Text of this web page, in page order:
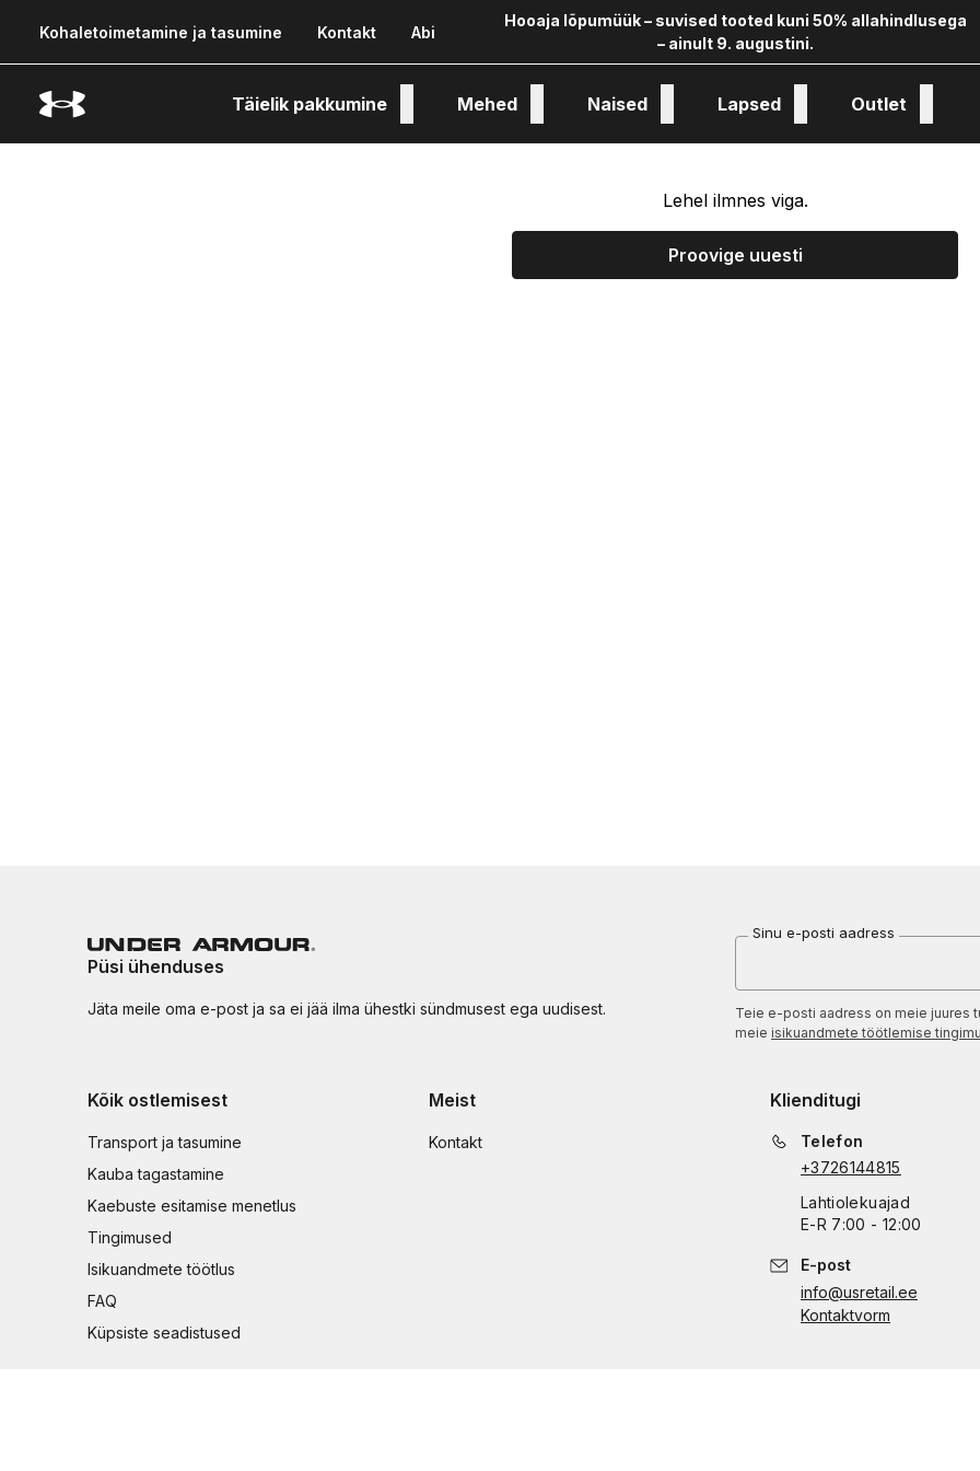
Kohaletoimetamine ja tasumine Kontakt Abi
Hooaja lõpumüük – suvised tooted kuni 50% allahindlusega
– ainult 9. augustini.
Täielik pakkumine Mehed Naised Lapsed Outlet
Lehel ilmnes viga.
Proovige uuesti
Püsi ühenduses
Jäta meile oma e-post ja sa ei jää ilma ühestki sündmusest ega uudisest.
Sinu e-posti aadress
Teie e-posti aadress on meie juures
meie isikuandmete töötlemise
Kõik ostlemisest
Transport ja tasumine
Kauba tagastamine
Kaebuste esitamise menetlus
Tingimused
Isikuandmete töötlus
FAQ
Küpsiste seadistused
Meist
Kontakt
Klienditugi
Telefon
+3726144815
Lahtiolekuajad
E-R 7:00 - 12:00
E-post
info@usretail.ee
Kontaktvorm